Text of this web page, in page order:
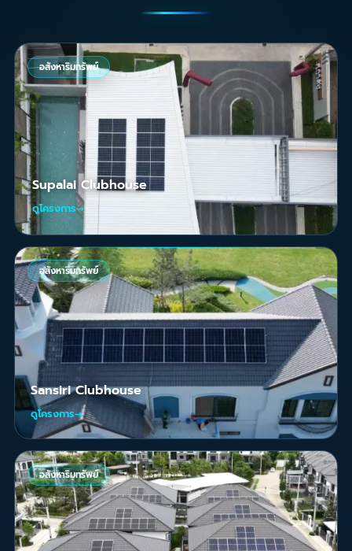
อสังหาริมทรัพย์
Supalai Clubhouse
ดูโครงการ→
อสังหาริมทรัพย์
Sansiri Clubhouse
ดูโครงการ→
อสังหาริมทรัพย์